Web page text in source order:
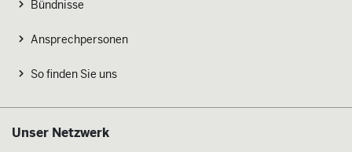
Bündnisse
Ansprechpersonen
So finden Sie uns
Unser Netzwerk